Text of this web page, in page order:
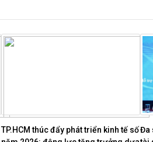
TP.HCM thúc đẩy phát triển kinh tế số Đa